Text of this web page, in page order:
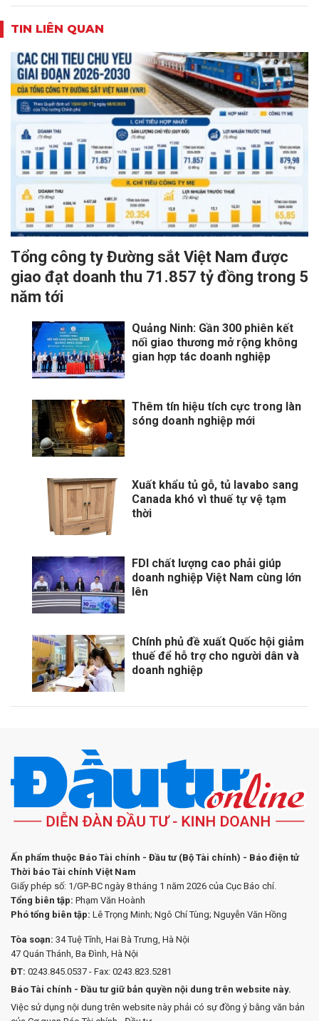
TIN LIÊN QUAN
Tổng công ty Đường sắt Việt Nam được
giao đạt doanh thu 71.857 tỷ đồng trong 5
năm tới
Quảng Ninh: Gần 300 phiên kết
nối giao thương mở rộng không
gian hợp tác doanh nghiệp
Thêm tín hiệu tích cực trong làn
sóng doanh nghiệp mới
Xuất khẩu tủ gỗ, tủ lavabo sang
Canada khó vì thuế tự vệ tạm
thời
FDI chất lượng cao phải giúp
doanh nghiệp Việt Nam cùng lớn
lên
Chính phủ đề xuất Quốc hội giảm
thuế để hỗ trợ cho người dân và
doanh nghiệp
Ấn phẩm thuộc Báo Tài chính - Đầu tư (Bộ Tài chính) - Báo điện tử
Thời báo Tài chính Việt Nam
Giấy phép số: 1/GP-BC ngày 8 tháng 1 năm 2026 của Cục Báo chí.
Tổng biên tập: Phạm Văn Hoành
Phó tổng biên tập: Lê Trọng Minh; Ngô Chí Tùng; Nguyễn Văn Hồng
Tòa soạn: 34 Tuệ Tĩnh, Hai Bà Trưng, Hà Nội
47 Quán Thánh, Ba Đình, Hà Nội
ĐT: 0243.845.0537 - Fax: 0243.823.5281
Báo Tài chính - Đầu tư giữ bản quyền nội dung trên website này.
Việc sử dụng nội dung trên website này phải có sự đồng ý bằng văn bản